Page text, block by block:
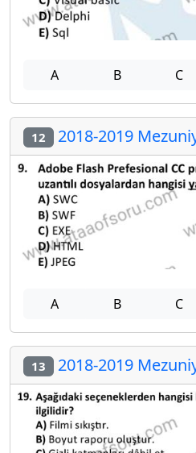
A B C
12 2018-2019
A B C
13 2018-2019